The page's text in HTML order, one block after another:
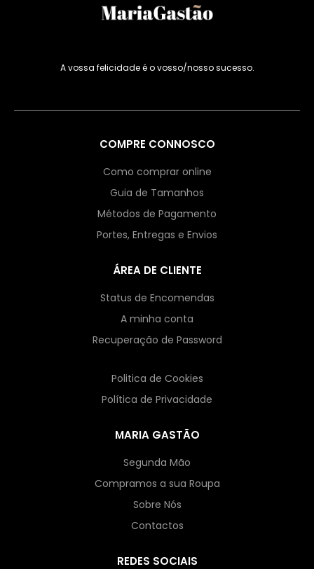
A vossa felicidade é o vosso/nosso sucesso.
COMPRE CONNOSCO
Como comprar online
Guia de Tamanhos
Métodos de Pagamento
Portes, Entregas e Envios
ÁREA DE CLIENTE
Status de Encomendas
A minha conta
Recuperação de Password
Politica de Cookies
Política de Privacidade
MARIA GASTÃO
Segunda Mão
Compramos a sua Roupa
Sobre Nós
Contactos
REDES SOCIAIS